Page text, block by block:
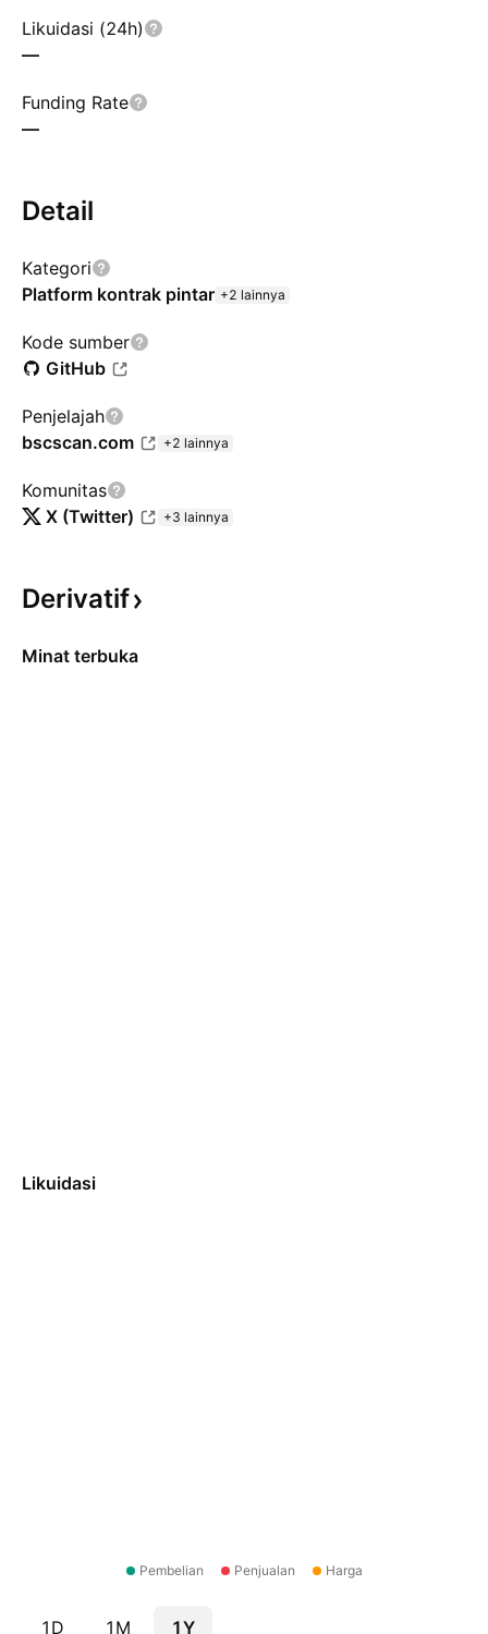
Likuidasi (24h)
—
Funding Rate
—
Detail
Kategori
Platform kontrak pintar +2 lainnya
Kode sumber
GitHub
Penjelajah
bscscan.com
+2 lainnya
Komunitas
X (Twitter)
+3 lainnya
Derivatif
Minat terbuka
Likuidasi
Pembelian Penjualan Harga
1D 1M 1Y